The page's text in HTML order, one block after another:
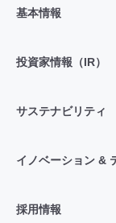
基本情報
投資家情報（IR）
サステナビリティ
イノベーション &
採用情報